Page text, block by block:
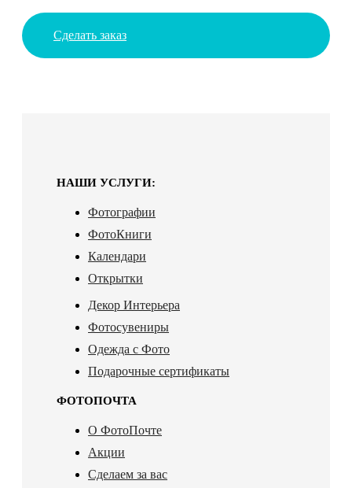
Сделать заказ
НАШИ УСЛУГИ:
Фотографии
ФотоКниги
Календари
Открытки
Декор Интерьера
Фотосувениры
Одежда с Фото
Подарочные сертификаты
ФОТОПОЧТА
О ФотоПочте
Акции
Сделаем за вас